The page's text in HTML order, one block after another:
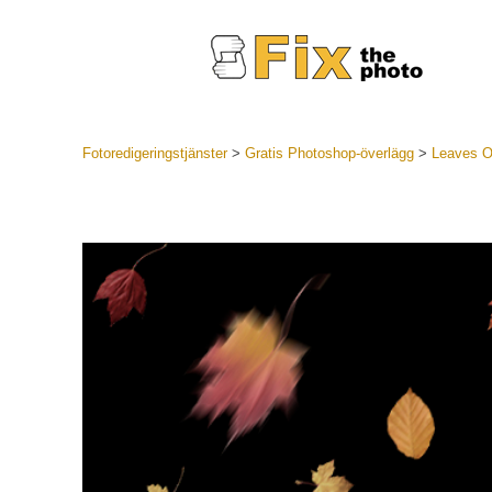
Mobila
Fotoredigeringstjänster> Gratis Photoshop-överlägg> Leaves